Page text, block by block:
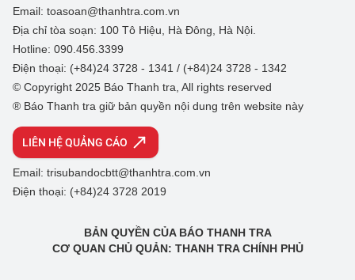
Email: toasoan@thanhtra.com.vn
Địa chỉ tòa soạn: 100 Tô Hiệu, Hà Đông, Hà Nội.
Hotline: 090.456.3399
Điện thoại: (+84)24 3728 - 1341 / (+84)24 3728 - 1342
© Copyright 2025 Báo Thanh tra, All rights reserved
® Báo Thanh tra giữ bản quyền nội dung trên website này
LIÊN HỆ QUẢNG CÁO
Email: trisubandocbtt@thanhtra.com.vn
Điện thoại: (+84)24 3728 2019
BẢN QUYỀN CỦA BÁO THANH TRA
CƠ QUAN CHỦ QUẢN: THANH TRA CHÍNH PHỦ